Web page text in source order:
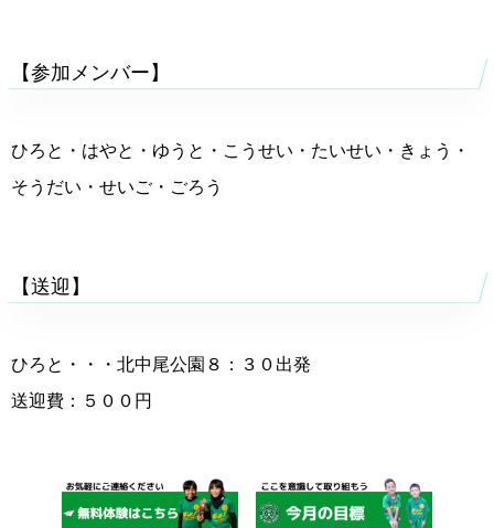
【参加メンバー】
ひろと・はやと・ゆうと・こうせい・たいせい・きょう・
そうだい・せいご・ごろう
【送迎】
ひろと・・・北中尾公園８：３０出発
送迎費：５００円